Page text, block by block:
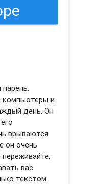
и
день. Он
врываются
он очень
вас
текстом.